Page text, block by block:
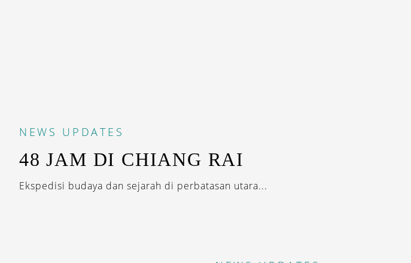
NEWS UPDATES
48 JAM DI CHIANG RAI
Ekspedisi budaya dan sejarah di perbatasan utara...